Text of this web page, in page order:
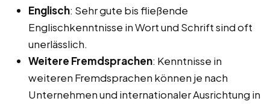
Englisch: Sehr gute bis fließende
Englischkenntnisse in Wort und Schrift sind oft
unerlässlich.
Weitere Fremdsprachen: Kenntnisse in
weiteren Fremdsprachen können je nach
Unternehmen und internationaler Ausrichtung in